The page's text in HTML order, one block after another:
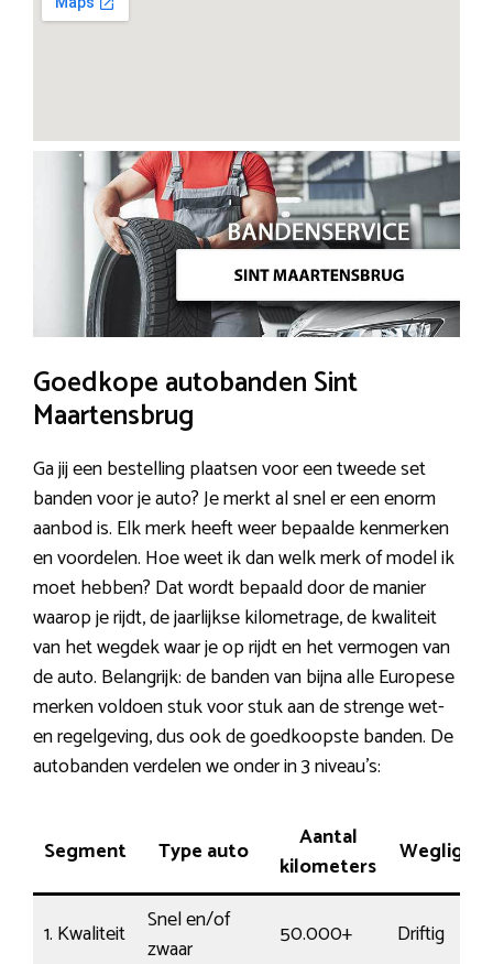
Goedkope autobanden Sint
Maartensbrug
Ga jij een bestelling plaatsen voor een tweede set
banden voor je auto? Je merkt al snel er een enorm
aanbod is. Elk merk heeft weer bepaalde kenmerken
en voordelen. Hoe weet ik dan welk merk of model ik
moet hebben? Dat wordt bepaald door de manier
waarop je rijdt, de jaarlijkse kilometrage, de kwaliteit
van het wegdek waar je op rijdt en het vermogen van
de auto. Belangrijk: de banden van bijna alle Europese
merken voldoen stuk voor stuk aan de strenge wet-
en regelgeving, dus ook de goedkoopste banden. De
autobanden verdelen we onder in 3 niveau’s:
Segment Type auto
Aantal
kilometers
1. Kwaliteit
Snel en/of
zwaar
50.000+ Driftig